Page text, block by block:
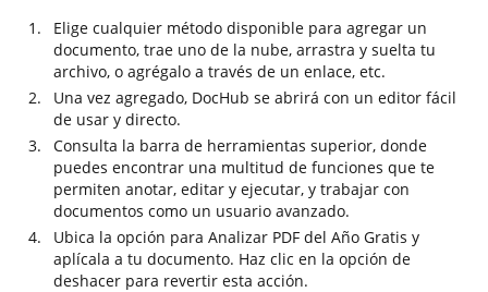
Elige cualquier método disponible para agregar un
documento, trae uno de la nube, arrastra y suelta tu
archivo, o agrégalo a través de un enlace, etc.
Una vez agregado, DocHub se abrirá con un editor fácil
de usar y directo.
Consulta la barra de herramientas superior, donde
puedes encontrar una multitud de funciones que te
permiten anotar, editar y ejecutar, y trabajar con
documentos como un usuario avanzado.
Ubica la opción para Analizar PDF del Año Gratis y
aplícala a tu documento. Haz clic en la opción de
deshacer para revertir esta acción.